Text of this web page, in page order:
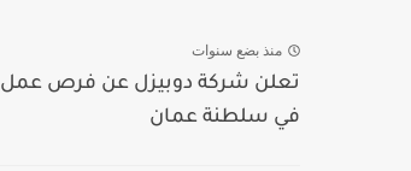
منذ بضع سنوات
تعلن شركة دوبيزل عن فرص عمل
في سلطنة عمان